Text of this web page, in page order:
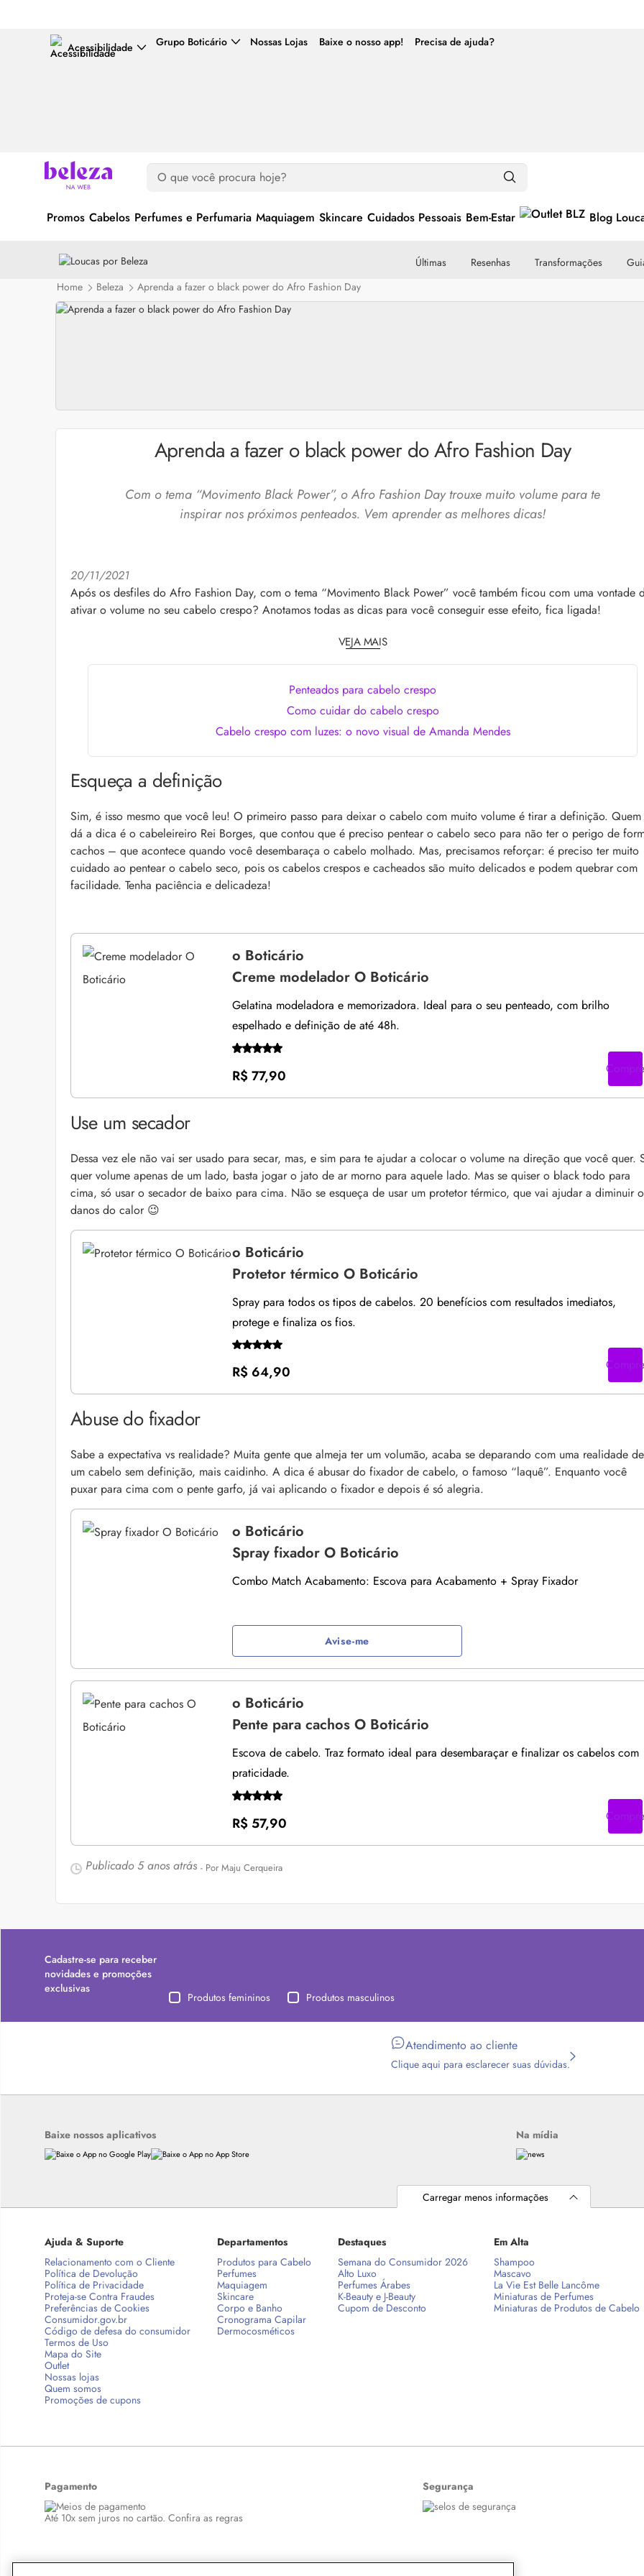
Acessibilidade Grupo Boticário Nossas Lojas Baixe o nosso app! Precisa de ajuda?
Promos Cabelos Perfumes e Perfumaria Maquiagem Skincare Cuidados Pessoais Bem-Estar Blog
Últimas Resenhas Transformações
Home
Beleza Aprenda a fazer o black power do Afro Fashion Day
Aprenda a fazer o black power do Afro Fashion Day
Com o tema “Movimento Black Power”, o Afro Fashion Day trouxe muito volume para te
inspirar nos próximos penteados. Vem aprender as melhores dicas!
20/11/2021
Após os desfiles do Afro Fashion Day, com o tema “Movimento Black Power” você também ficou com uma vontade
ativar o volume no seu cabelo crespo? Anotamos todas as dicas para você conseguir esse efeito, fica ligada!
VEJA MAIS
Penteados para cabelo crespo
Como cuidar do cabelo crespo
Cabelo crespo com luzes: o novo visual de Amanda Mendes
Esqueça a definição
Sim, é isso mesmo que você leu! O primeiro passo para deixar o cabelo com muito volume é tirar a definição. Quem
dá a dica é o cabeleireiro Rei Borges, que contou que é preciso pentear o cabelo seco para não ter o perigo de
cachos – que acontece quando você desembaraça o cabelo molhado. Mas, precisamos reforçar: é preciso ter muito
cuidado ao pentear o cabelo seco, pois os cabelos crespos e cacheados são muito delicados e podem quebrar com
facilidade. Tenha paciência e delicadeza!
o Boticário
Creme modelador O Boticário
Gelatina modeladora e memorizadora. Ideal para o seu penteado, com brilho
espelhado e definição de até 48h.
R$ 77,90 Compre
Use um secador
Dessa vez ele não vai ser usado para secar, mas, e sim para te ajudar a colocar o volume na direção que você quer.
quer volume apenas de um lado, basta jogar o jato de ar morno para aquele lado. Mas se quiser o black todo para
cima, só usar o secador de baixo para cima. Não se esqueça de usar um protetor térmico, que vai ajudar a diminuir
danos do calor 😉
o Boticário
Protetor térmico O Boticário
Spray para todos os tipos de cabelos. 20 benefícios com resultados imediatos,
protege e finaliza os fios.
R$ 64,90 Compre
Abuse do fixador
Sabe a expectativa vs realidade? Muita gente que almeja ter um volumão, acaba se deparando com uma realidade de
um cabelo sem definição, mais caidinho. A dica é abusar do fixador de cabelo, o famoso “laquê”. Enquanto você
puxar para cima com o pente garfo, já vai aplicando o fixador e depois é só alegria.
o Boticário
Spray fixador O Boticário
Combo Match Acabamento: Escova para Acabamento + Spray Fixador
Avise-me
o Boticário
Pente para cachos O Boticário
Escova de cabelo. Traz formato ideal para desembaraçar e finalizar os cabelos com
praticidade.
R$ 57,90 Compre
Publicado5 anos atrás - Por Maju Cerqueira
Cuidados com a barba: 4 dicas e produtos
barba para você incluir no dia a dia. Veja quais
as recomendações do barbeiro
Queda de cabelo masculina: causas,
e mais
minimizá-lo. Descubra como, aqui!
Bond Repair: o que é a tecnologia e como ela
reverte os danos do cabelo
Com proposta de reparação profunda, entenda
como Bond Repair age nos cabelos danificados e
saiba como incluir a tecnologia na rotina
Lançamentos da semana
As últimas novidades e lançamentos de
que desembarcaram no site nesta
aqui e confira!
Cadastre-se para receber
novidades e promoções
exclusivas
Produtos femininos Produtos masculinos
Atendimento ao cliente
Clique aqui para esclarecer suas dúvidas.
Baixe nossos aplicativos Na mídia
Carregar menos informações
Ajuda & Suporte
Relacionamento com o Cliente
Política de Devolução
Política de Privacidade
Proteja-se Contra Fraudes
Preferências de Cookies
Consumidor.gov.br
Código de defesa do consumidor
Termos de Uso
Mapa do Site
Outlet
Nossas lojas
Quem somos
Promoções de cupons
Departamentos
Produtos para Cabelo
Perfumes
Maquiagem
Skincare
Corpo e Banho
Cronograma Capilar
Dermocosméticos
Destaques
Semana do Consumidor 2026
Alto Luxo
Perfumes Árabes
K-Beauty e J-Beauty
Cupom de Desconto
Em Alta
Shampoo
Mascavo
La Vie Est Belle Lancôme
Miniaturas de Perfumes
Miniaturas de Produtos de Cabelo
Pagamento
Até 10x sem juros no cartão. Confira as regras
Segurança